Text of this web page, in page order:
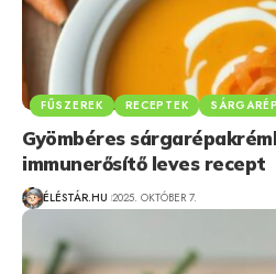
FŰSZEREK RECEPTEK
Gyömbéres
immunerősítő leves recept
ÉLÉSTÁR.HU 2025. OKTÓBER 7.